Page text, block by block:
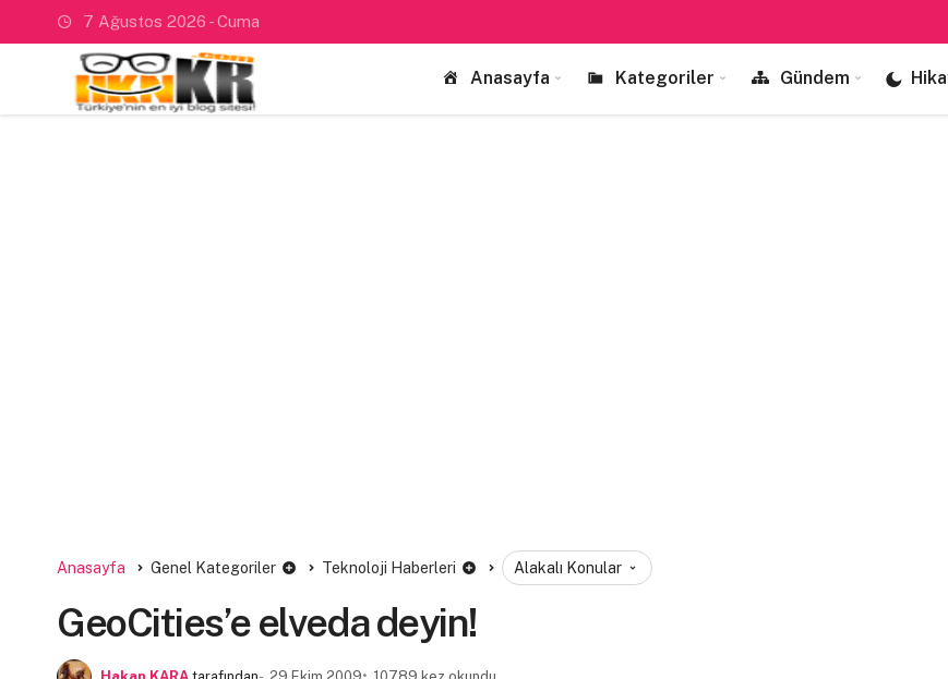
7 Ağustos 2026 - Cuma
Anasayfa Kategoriler Gündem
Anasayfa Genel Kategoriler Teknoloji Haberleri Alakalı Konular
GeoCities’e elveda deyin!